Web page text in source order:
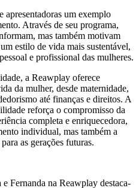
apresentadoras um exemplo
Através de seu programa,
mas também motivam
estilo de vida mais sustentável,
e profissional das mulheres.
a Reawplay oferece
da mulher, desde maternidade,
até finanças e direitos. A
reforça o compromisso da
completa e enriquecedora,
individual, mas também a
as gerações futuras.
Fernanda na Reawplay destaca-